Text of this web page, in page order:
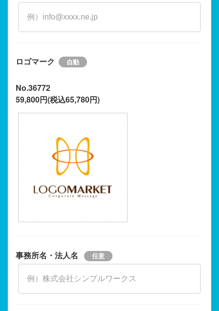
ロゴマーク
No.36772
59,800円(税込65,780円)
事務所名・法人名